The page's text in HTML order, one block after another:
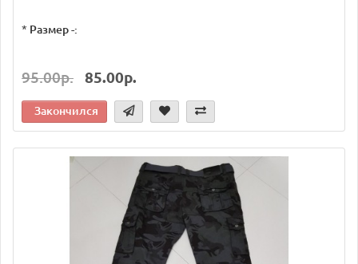
* Размер -:
95.00р. 85.00р.
Закончился